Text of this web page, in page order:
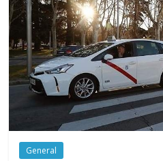
General